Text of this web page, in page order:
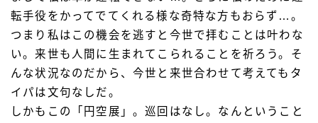
転手役をかってでてくれる様な奇特な方もおらず…。
つまり私はこの機会を逃すと今世で拝むことは叶わな
い。来世も人間に生まれてこられることを祈ろう。そ
んな状況なのだから、今世と来世合わせて考えてもタ
イパは文句なしだ。
しかもこの「円空展」。巡回はなし。なんということ